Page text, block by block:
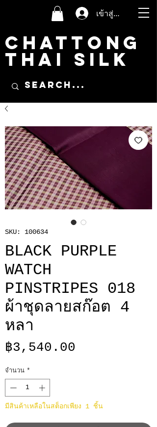
เข้าสู่ระบบ
CHATTONG
THAI SILK
SKU: 100634
BLACK PURPLE
WATCH
PINSTRIPES 018
ผ้าชุดลายสก๊อต 4
หลา
฿3,540.00
จำนวน *
มีสินค้าเหลือในสต็อกเพียง 1 ชิ้น